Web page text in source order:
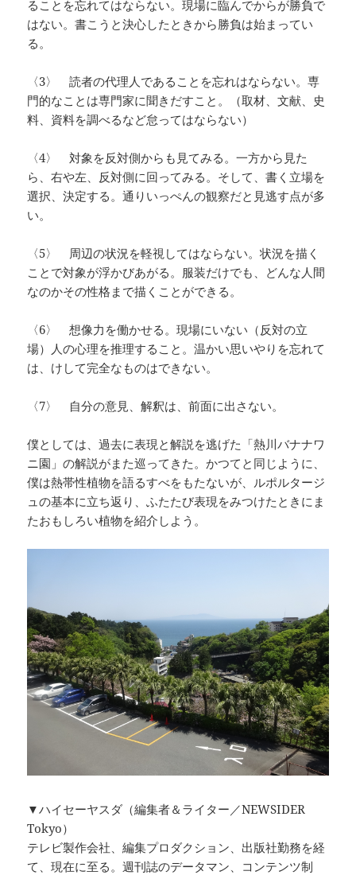
ることを忘れてはならない。現場に臨んでからが勝負で
はない。書こうと決心したときから勝負は始まってい
る。
〈3〉 読者の代理人であることを忘れはならない。専
門的なことは専門家に聞きだすこと。（取材、文献、史
料、資料を調べるなど怠ってはならない）
〈4〉 対象を反対側からも見てみる。一方から見た
ら、右や左、反対側に回ってみる。そして、書く立場を
選択、決定する。通りいっぺんの観察だと見逃す点が多
い。
〈5〉 周辺の状況を軽視してはならない。状況を描く
ことで対象が浮かびあがる。服装だけでも、どんな人間
なのかその性格まで描くことができる。
〈6〉 想像力を働かせる。現場にいない（反対の立
場）人の心理を推理すること。温かい思いやりを忘れて
は、けして完全なものはできない。
〈7〉 自分の意見、解釈は、前面に出さない。
僕としては、過去に表現と解説を逃げた「熱川バナナワ
ニ園」の解説がまた巡ってきた。かつてと同じように、
僕は熱帯性植物を語るすべをもたないが、ルポルタージ
ュの基本に立ち返り、ふたたび表現をみつけたときにま
たおもしろい植物を紹介しよう。
▼ハイセーヤスダ（編集者＆ライター／NEWSIDER
Tokyo）
テレビ製作会社、編集プロダクション、出版社勤務を経
て、現在に至る。週刊誌のデータマン、コンテンツ制